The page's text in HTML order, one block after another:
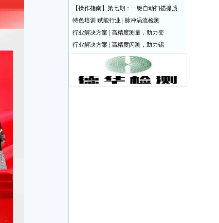
【操作指南】第七期：一键自动扫描提质
特色培训 赋能行业 | 脉冲涡流检测
行业解决方案 | 高精度测量，助力变
行业解决方案 | 高精度闪测，助力锡